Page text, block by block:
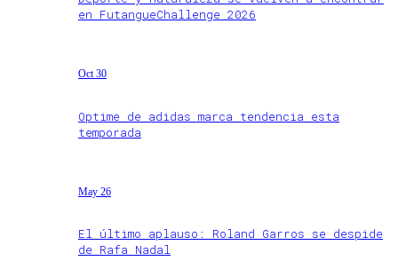
en FutangueChallenge 2026
Oct 30
Optime de adidas marca tendencia esta
temporada
May 26
El último aplauso: Roland Garros se despide
de Rafa Nadal